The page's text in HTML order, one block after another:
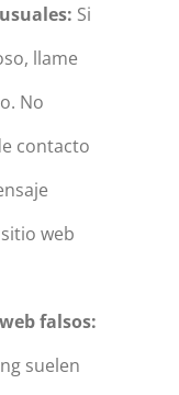
Si
llame
No
contacto
web
falsos:
suelen